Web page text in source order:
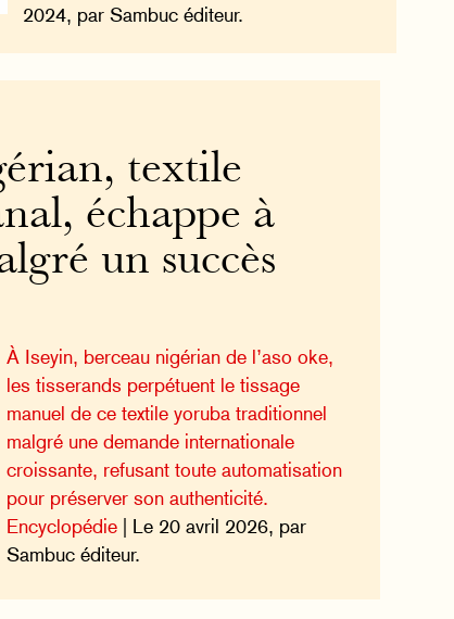
2024, par Sambuc éditeur.
textile
échappe à
un succès
À Iseyin, berceau nigérian de l’aso oke,
les tisserands perpétuent le tissage
manuel de ce textile yoruba traditionnel
malgré une demande internationale
croissante, refusant toute automatisation
pour préserver son authenticité.
Encyclopédie | Le 20 avril 2026, par
Sambuc éditeur.